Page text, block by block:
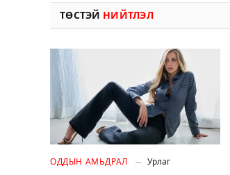
ТӨСТЭЙ НИЙТЛЭЛ
ОДДЫН АМЬДРАЛ Урлаг